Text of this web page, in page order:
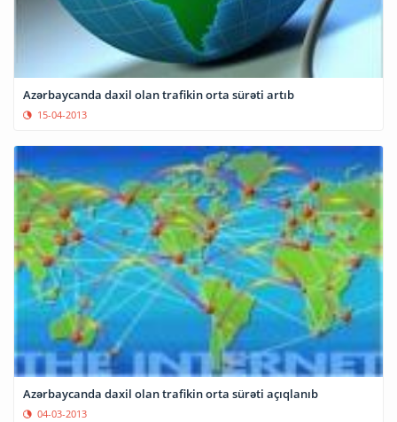
Azərbaycanda daxil olan trafikin orta sürəti artıb
15-04-2013
Azərbaycanda daxil olan trafikin orta sürəti açıqlanıb
04-03-2013